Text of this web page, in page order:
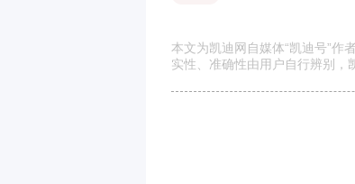
本文为凯迪网自媒体“凯迪号”作
实性、准确性由用户自行辨别，